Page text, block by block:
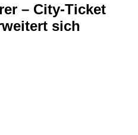
– City-Ticket
sich